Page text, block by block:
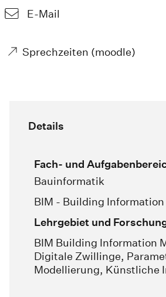
E-Mail
Sprechzeiten (moodle)
Details
Fach- und
Bauinformatik
BIM - Building
Lehrgebiet und
BIM Building Information
Digitale Zwillinge,
Modellierung, Künstliche